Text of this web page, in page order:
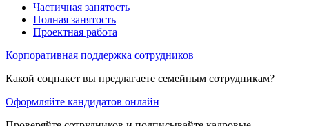
Частичная занятость
Полная занятость
Проектная работа
Корпоративная поддержка сотрудников
Какой соцпакет вы предлагаете семейным сотрудникам?
Оформляйте кандидатов онлайн